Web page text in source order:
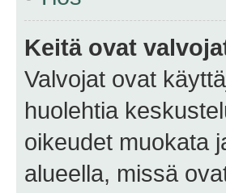
Keitä ovat
Valvojat ovat
huolehtia
oikeudet muokata
alueella, missä